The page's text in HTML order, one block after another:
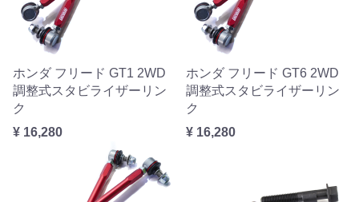
ホンダ フリード GT1 2WD
調整式スタビライザーリン
ク
¥ 16,280
ホンダ フリード GT6 2WD
調整式スタビライザーリン
ク
¥ 16,280